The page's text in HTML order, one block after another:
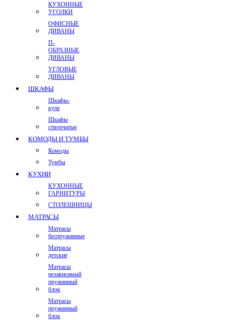
КУХОННЫЕ
УГОЛКИ
ОФИСНЫЕ
ДИВАНЫ
П-
ОБРАЗНЫЕ
ДИВАНЫ
УГЛОВЫЕ
ДИВАНЫ
ШКАФЫ
Шкафы-
купе
Шкафы
створчатые
КОМОДЫ И ТУМБЫ
Комоды
Тумбы
КУХНИ
КУХОННЫЕ
ГАРНИТУРЫ
СТОЛЕШНИЦЫ
МАТРАСЫ
Матрасы
беспружинные
Матрасы
детские
Матрасы
независимый
пружинный
блок
Матрасы
пружинный
блок